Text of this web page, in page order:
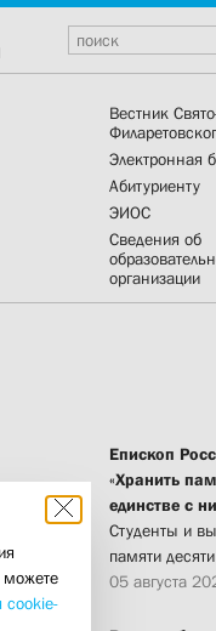
Вестник
Электронная
Абитуриенту
ЭИОС
Сведения об
организации
Епископ
«Хранить
единстве с
Студенты и
памяти
05 августа
можете
cookie-